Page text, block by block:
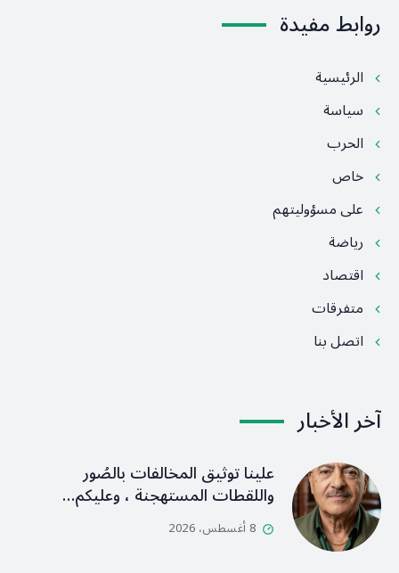
روابط مفيدة
الرئيسية
سياسة
الحرب
خاص
على مسؤوليتهم
رياضة
اقتصاد
متفرقات
اتصل بنا
آخر الأخبار
علينا توثيق المخالفات بالصُور
واللقطات المستهجنة ، وعليكم…
8 أغسطس، 2026